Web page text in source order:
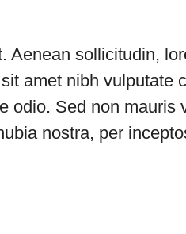
sollicitudin,
amet nibh vulputate
odio. Sed non mauris
nostra, per